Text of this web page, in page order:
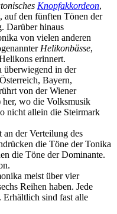
Knopfakkordeon,
auf den fünften Tönen der
Darüber hinaus
von vielen anderen
Helikonbässe,
erinnert.
überwiegend in der
Bayern,
von der Wiener
wo die Volksmusik
nicht allein die Steirmark
der Verteilung des
die Töne der Tonika
die Töne der Dominante.
meist über vier
Reihen haben. Jede
Erhältlich sind fast alle